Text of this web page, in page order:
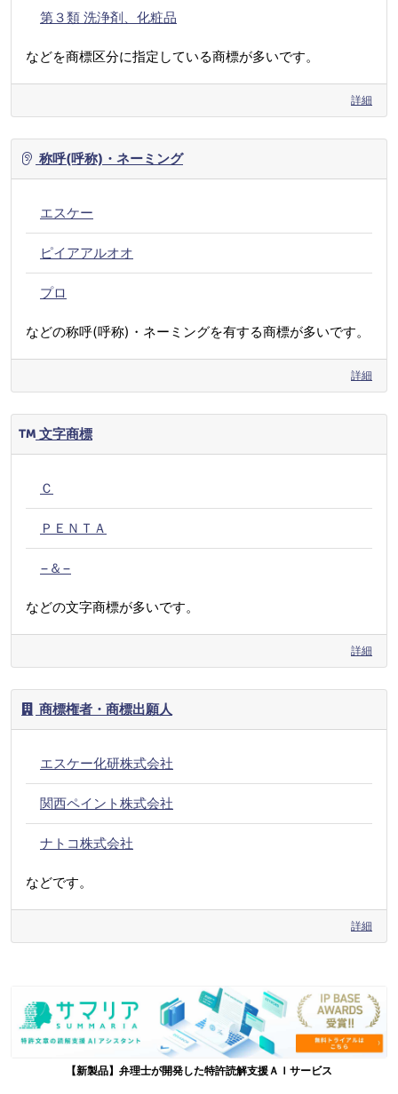
第３類 洗浄剤、化粧品
などを商標区分に指定している商標が多いです。
詳細
称呼(呼称)・ネーミング
エスケー
ピイアアルオオ
プロ
などの称呼(呼称)・ネーミングを有する商標が多いです。
詳細
文字商標
Ｃ
ＰＥＮＴＡ
−＆−
などの文字商標が多いです。
詳細
商標権者・商標出願人
エスケー化研株式会社
関西ペイント株式会社
ナトコ株式会社
などです。
詳細
【新製品】弁理士が開発した特許読解支援ＡＩサービス